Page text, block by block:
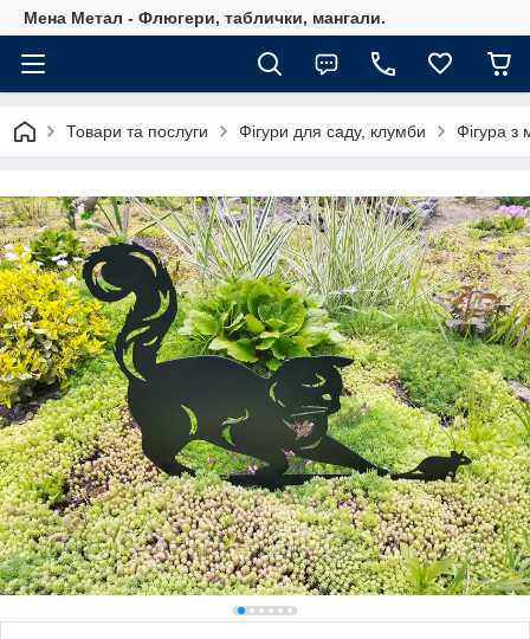
Мена Метал - Флюгери, таблички, мангали.
Товари та послуги Фігури для саду, клумби Фігура з